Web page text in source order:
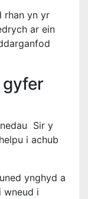
rhan yn yr
ar ein
gyfer
Sir y
i achub
ynghyd a
wneud i